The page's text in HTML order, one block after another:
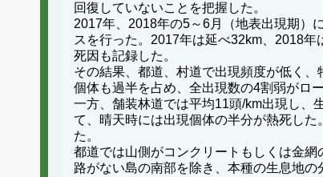
回復していないことを把握した。
2017年、2018年の5～6月（地表出現期）
スを行った。2017年は延べ32km、2018
死因も記録した。
その結果、都道、村道で出現頻度が低く
個体も過半を占め、全出現数の4割弱がロ
一方、舗装林道では平均11頭/km出現し、
て、晴天時には出現個体の半分が熱死し
た。
都道では山側がコンクリートもしくは金
路がない島の南部を除き、本種の生息地